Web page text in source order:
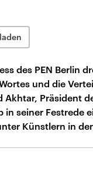
des PEN Berlin
und die
Präsident
in seiner Festrede
Künstlern in